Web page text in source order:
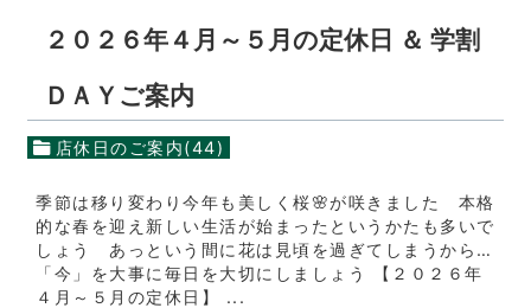
２０２６年４月～５月の定休日 ＆ 学割
ＤＡＹご案内
店休日のご案内(44)
季節は移り変わり今年も美しく桜🌸が咲きました 本格
的な春を迎え新しい生活が始まったというかたも多いで
しょう あっという間に花は見頃を過ぎてしまうから…
「今」を大事に毎日を大切にしましょう 【２０２６年
４月～５月の定休日】 ...